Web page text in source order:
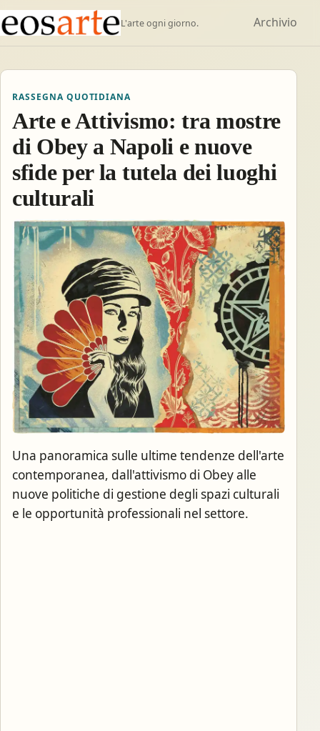
L'arte ogni giorno. Archivio
RASSEGNA QUOTIDIANA
Arte e Attivismo: tra mostre
di Obey a Napoli e nuove
sfide per la tutela dei luoghi
culturali
Una panoramica sulle ultime tendenze dell'arte
contemporanea, dall'attivismo di Obey alle
nuove politiche di gestione degli spazi culturali
e le opportunità professionali nel settore.